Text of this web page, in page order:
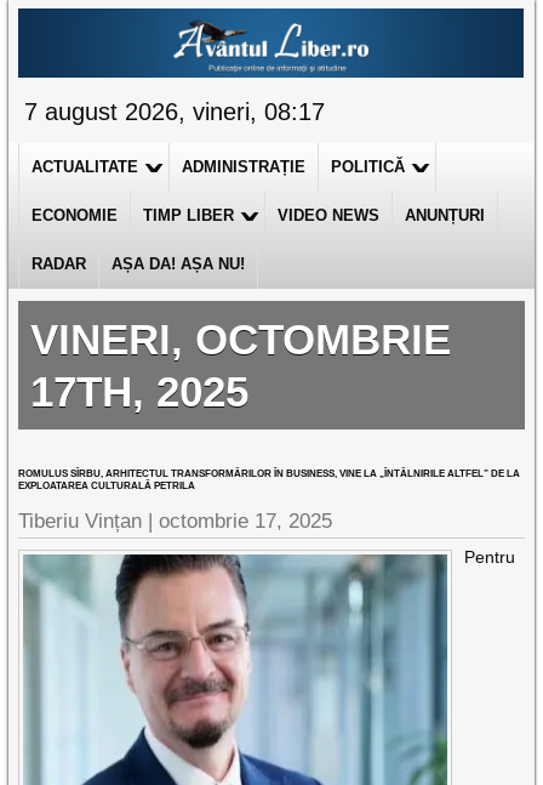
7 august 2026, vineri, 08:17
ACTUALITATE ADMINISTRAȚIE POLITICĂ
ECONOMIE TIMP LIBER VIDEO NEWS ANUNȚURI
RADAR AȘA DA! AȘA NU!
VINERI, OCTOMBRIE
17TH, 2025
ROMULUS SÎRBU, ARHITECTUL TRANSFORMĂRILOR ÎN BUSINESS, VINE LA „ÎNTÂLNIRILE ALTFEL” DE LA
EXPLOATAREA CULTURALĂ PETRILA
Tiberiu Vințan |octombrie 17, 2025
Pentru